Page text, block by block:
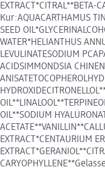
EXTRACT*CITRAL**BETA-
Kur:AQUACARTHAMUS
SEED
WATER*HELIANTHUS
LEVULINATESODIUM
ACIDSIMMONDSIA
OIL**SODIUM
EXTRACT*CENTAURIUM